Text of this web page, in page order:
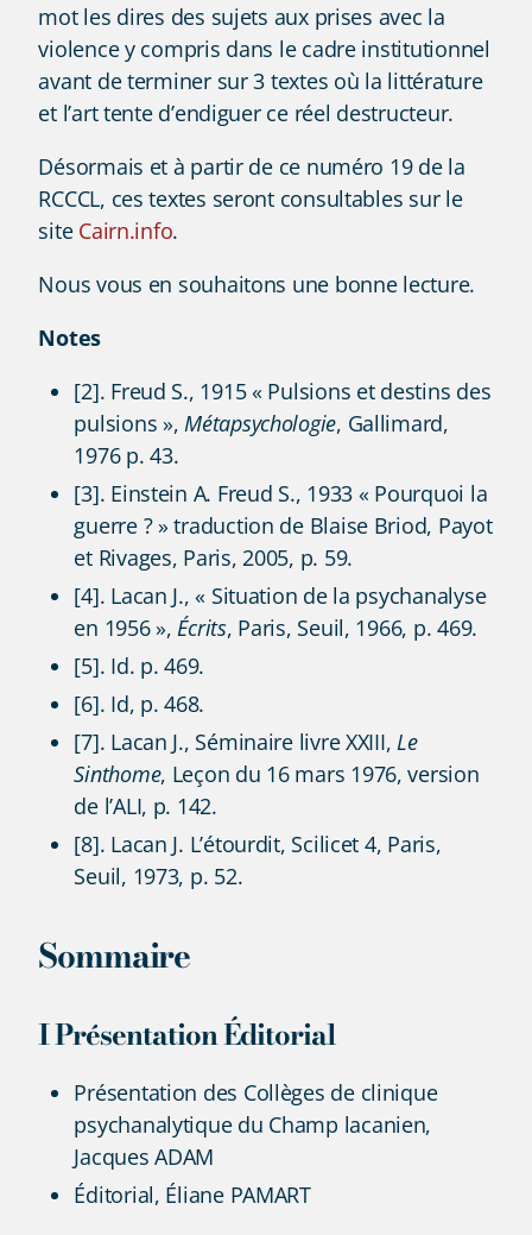
mot les dires des sujets aux prises avec la
violence y compris dans le cadre institutionnel
avant de terminer sur 3 textes où la littérature
et l’art tente d’endiguer ce réel destructeur.
Désormais et à partir de ce numéro 19 de la
RCCCL, ces textes seront consultables sur le
site Cairn.info.
Nous vous en souhaitons une bonne lecture.
Notes
[2]. Freud S., 1915 « Pulsions et destins des
pulsions »,Métapsychologie, Gallimard,
1976 p. 43.
[3]. Einstein A. Freud S., 1933 « Pourquoi la
guerre ? » traduction de Blaise Briod, Payot
et Rivages, Paris, 2005, p. 59.
[4]. Lacan J., « Situation de la psychanalyse
en 1956 »,Écrits, Paris, Seuil, 1966, p. 469.
[5]. Id. p. 469.
[6]. Id, p. 468.
[7]. Lacan J., Séminaire livre XXIII,Le
Sinthome, Leçon du 16 mars 1976, version
de l’ALI, p. 142.
[8]. Lacan J. L’étourdit, Scilicet 4, Paris,
Seuil, 1973, p. 52.
Sommaire
I Présentation Éditorial
Présentation des Collèges de clinique
psychanalytique du Champ lacanien,
Jacques ADAM
Éditorial, Éliane PAMART